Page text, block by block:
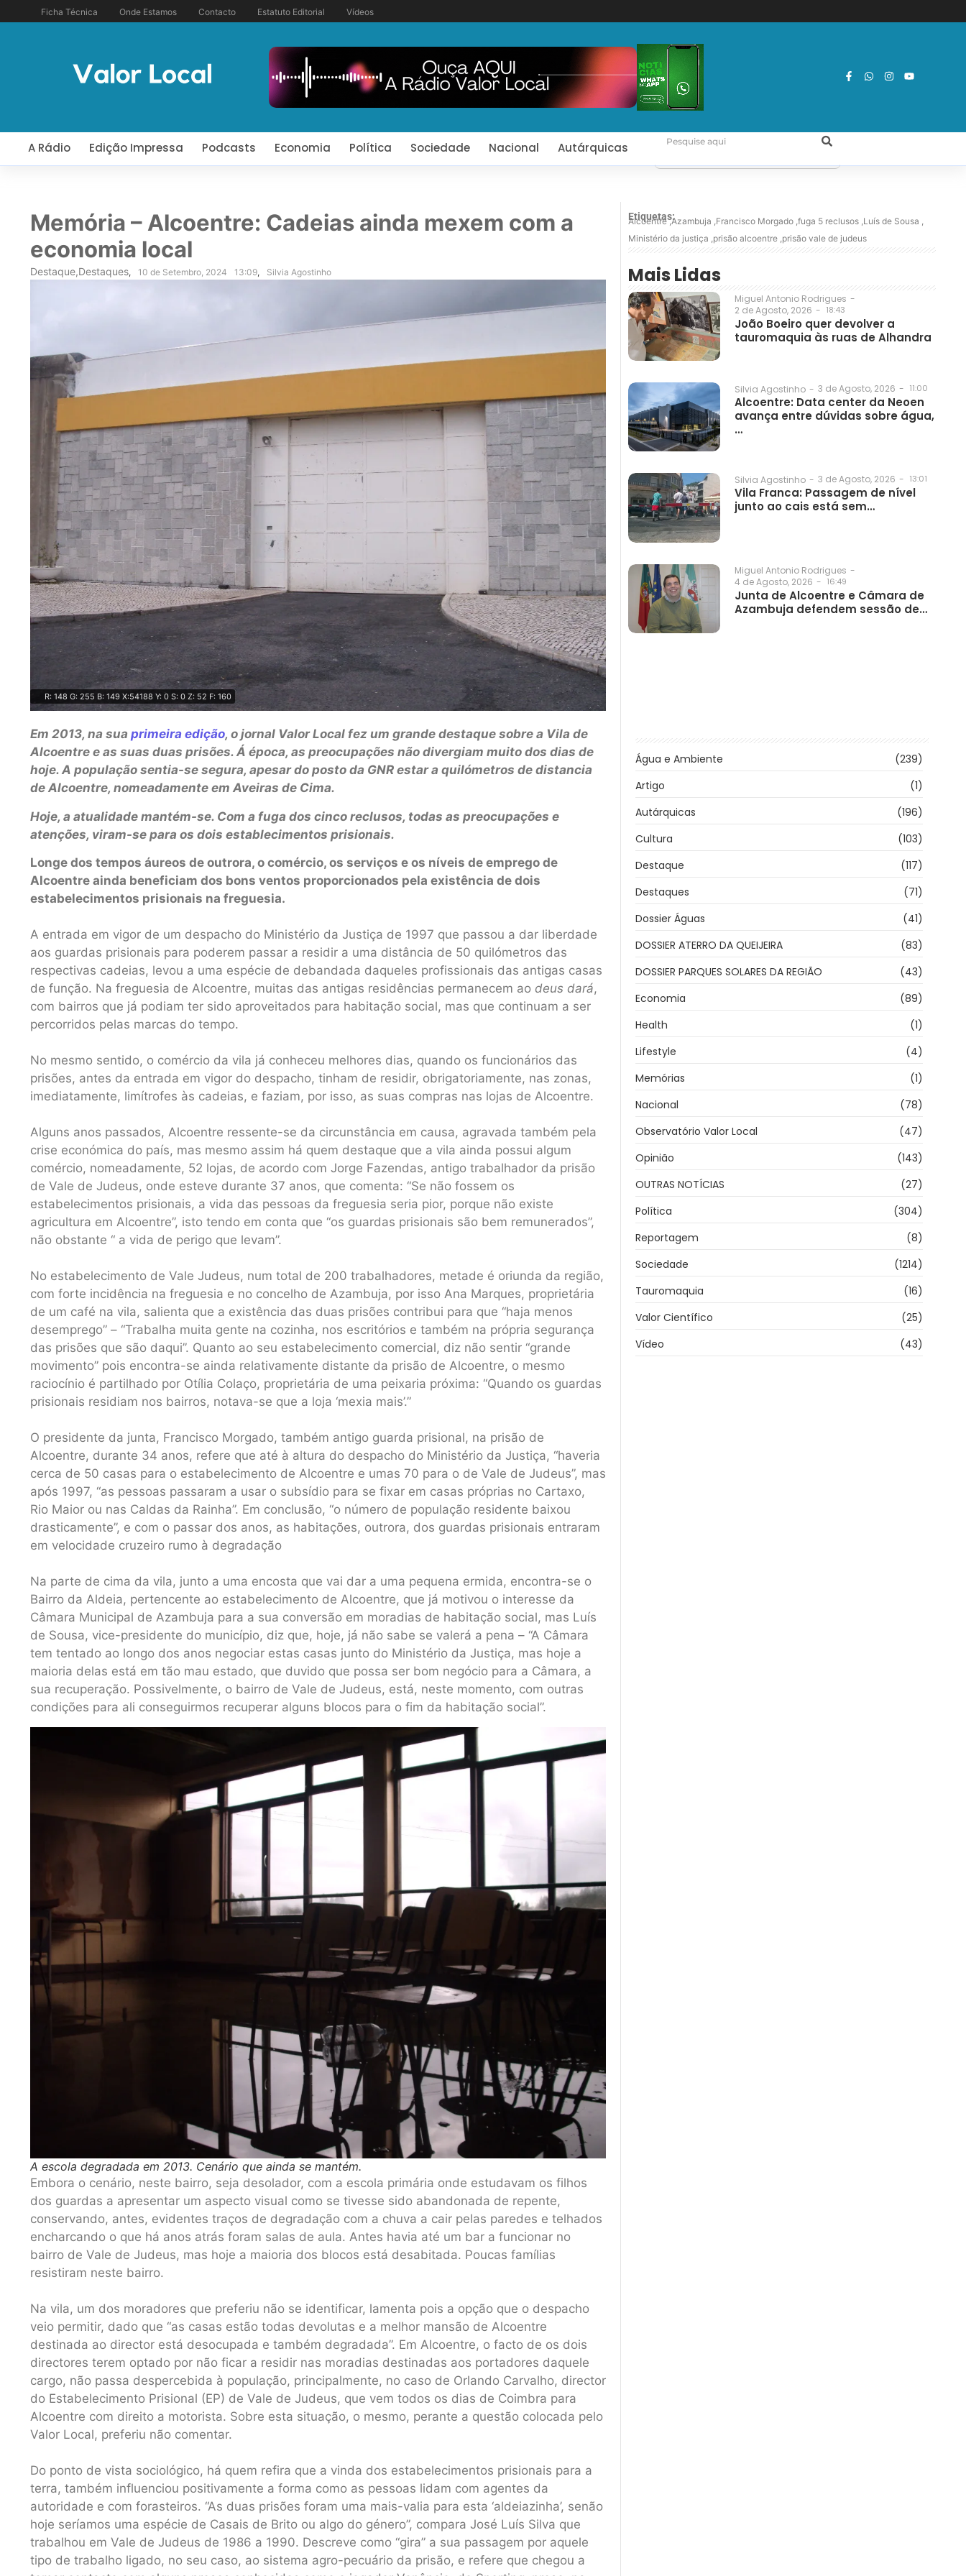
Ficha Técnica Onde Estamos Contacto Estatuto Editorial Vídeos
A Rádio Edição Impressa Podcasts Economia Política Sociedade Nacional Autárquicas
Memória – Alcoentre: Cadeias ainda mexem com a
economia local
Destaque,Destaques, 10 de Setembro, 2024 13:09, Silvia Agostinho
R: 148 G: 255 B: 149 X:54188 Y: 0 S: 0 Z: 52 F: 160
Em 2013, na sua primeira edição, o jornal Valor Local fez um grande destaque sobre a Vila de
Alcoentre e as suas duas prisões. Á época, as preocupações não divergiam muito dos dias de
hoje. A população sentia-se segura, apesar do posto da GNR estar a quilómetros de distancia
de Alcoentre, nomeadamente em Aveiras de Cima.
Hoje, a atualidade mantém-se. Com a fuga dos cinco reclusos, todas as preocupações e
atenções, viram-se para os dois establecimentos prisionais.
Longe dos tempos áureos de outrora, o comércio, os serviços e os níveis de emprego de
Alcoentre ainda beneficiam dos bons ventos proporcionados pela existência de dois
estabelecimentos prisionais na freguesia.
A entrada em vigor de um despacho do Ministério da Justiça de 1997 que passou a dar liberdade
aos guardas prisionais para poderem passar a residir a uma distância de 50 quilómetros das
respectivas cadeias, levou a uma espécie de debandada daqueles profissionais das antigas casas
de função. Na freguesia de Alcoentre, muitas das antigas residências permanecem ao deus dará,
com bairros que já podiam ter sido aproveitados para habitação social, mas que continuam a ser
percorridos pelas marcas do tempo.
No mesmo sentido, o comércio da vila já conheceu melhores dias, quando os funcionários das
prisões, antes da entrada em vigor do despacho, tinham de residir, obrigatoriamente, nas zonas,
imediatamente, limítrofes às cadeias, e faziam, por isso, as suas compras nas lojas de Alcoentre.
Alguns anos passados, Alcoentre ressente-se da circunstância em causa, agravada também pela
crise económica do país, mas mesmo assim há quem destaque que a vila ainda possui algum
comércio, nomeadamente, 52 lojas, de acordo com Jorge Fazendas, antigo trabalhador da prisão
de Vale de Judeus, onde esteve durante 37 anos, que comenta: “Se não fossem os
estabelecimentos prisionais, a vida das pessoas da freguesia seria pior, porque não existe
agricultura em Alcoentre”, isto tendo em conta que “os guardas prisionais são bem remunerados”,
não obstante “ a vida de perigo que levam”.
No estabelecimento de Vale Judeus, num total de 200 trabalhadores, metade é oriunda da região,
com forte incidência na freguesia e no concelho de Azambuja, por isso Ana Marques, proprietária
de um café na vila, salienta que a existência das duas prisões contribui para que “haja menos
desemprego” – “Trabalha muita gente na cozinha, nos escritórios e também na própria segurança
das prisões que são daqui”. Quanto ao seu estabelecimento comercial, diz não sentir “grande
movimento” pois encontra-se ainda relativamente distante da prisão de Alcoentre, o mesmo
raciocínio é partilhado por Otília Colaço, proprietária de uma peixaria próxima: “Quando os guardas
prisionais residiam nos bairros, notava-se que a loja ‘mexia mais’.”
O presidente da junta, Francisco Morgado, também antigo guarda prisional, na prisão de
Alcoentre, durante 34 anos, refere que até à altura do despacho do Ministério da Justiça, “haveria
cerca de 50 casas para o estabelecimento de Alcoentre e umas 70 para o de Vale de Judeus”, mas
após 1997, “as pessoas passaram a usar o subsídio para se fixar em casas próprias no Cartaxo,
Rio Maior ou nas Caldas da Rainha”. Em conclusão, “o número de população residente baixou
drasticamente”, e com o passar dos anos, as habitações, outrora, dos guardas prisionais entraram
em velocidade cruzeiro rumo à degradação
Na parte de cima da vila, junto a uma encosta que vai dar a uma pequena ermida, encontra-se o
Bairro da Aldeia, pertencente ao estabelecimento de Alcoentre, que já motivou o interesse da
Câmara Municipal de Azambuja para a sua conversão em moradias de habitação social, mas Luís
de Sousa, vice-presidente do município, diz que, hoje, já não sabe se valerá a pena – “A Câmara
tem tentado ao longo dos anos negociar estas casas junto do Ministério da Justiça, mas hoje a
maioria delas está em tão mau estado, que duvido que possa ser bom negócio para a Câmara, a
sua recuperação. Possivelmente, o bairro de Vale de Judeus, está, neste momento, com outras
condições para ali conseguirmos recuperar alguns blocos para o fim da habitação social”.
A escola degradada em 2013. Cenário que ainda se mantém.
Embora o cenário, neste bairro, seja desolador, com a escola primária onde estudavam os filhos
dos guardas a apresentar um aspecto visual como se tivesse sido abandonada de repente,
conservando, antes, evidentes traços de degradação com a chuva a cair pelas paredes e telhados
encharcando o que há anos atrás foram salas de aula. Antes havia até um bar a funcionar no
bairro de Vale de Judeus, mas hoje a maioria dos blocos está desabitada. Poucas famílias
resistiram neste bairro.
Na vila, um dos moradores que preferiu não se identificar, lamenta pois a opção que o despacho
veio permitir, dado que “as casas estão todas devolutas e a melhor mansão de Alcoentre
destinada ao director está desocupada e também degradada”. Em Alcoentre, o facto de os dois
directores terem optado por não ficar a residir nas moradias destinadas aos portadores daquele
cargo, não passa despercebida à população, principalmente, no caso de Orlando Carvalho, director
do Estabelecimento Prisional (EP) de Vale de Judeus, que vem todos os dias de Coimbra para
Alcoentre com direito a motorista. Sobre esta situação, o mesmo, perante a questão colocada pelo
Valor Local, preferiu não comentar.
Do ponto de vista sociológico, há quem refira que a vinda dos estabelecimentos prisionais para a
terra, também influenciou positivamente a forma como as pessoas lidam com agentes da
autoridade e com forasteiros. “As duas prisões foram uma mais-valia para esta ‘aldeiazinha’, senão
hoje seríamos uma espécie de Casais de Brito ou algo do género”, compara José Luís Silva que
trabalhou em Vale de Judeus de 1986 a 1990. Descreve como “gira” a sua passagem por aquele
tipo de trabalho ligado, no seu caso, ao sistema agro-pecuário da prisão, e refere que chegou a
Etiquetas:
Alcoentre,Azambuja ,Francisco Morgado ,fuga 5 reclusos ,Luís de Sousa ,
Ministério da justiça ,prisão alcoentre ,prisão vale de judeus
Mais Lidas
Miguel Antonio Rodrigues -
2 de Agosto, 2026 - 18:43
João Boeiro quer devolver a
tauromaquia às ruas de Alhandra
Silvia Agostinho - 3 de Agosto, 2026 - 11:00
Alcoentre: Data center da Neoen
avança entre dúvidas sobre água,
…
Silvia Agostinho - 3 de Agosto, 2026 - 13:01
Vila Franca: Passagem de nível
junto ao cais está sem…
Miguel Antonio Rodrigues -
4 de Agosto, 2026 - 16:49
Junta de Alcoentre e Câmara de
Azambuja defendem sessão de…
Água e Ambiente
(239)
Artigo
(1)
Autárquicas
(196)
Cultura
(103)
Destaque
(117)
Destaques
(71)
Dossier Águas
(41)
DOSSIER ATERRO DA QUEIJEIRA
(83)
DOSSIER PARQUES SOLARES DA REGIÃO
(43)
Economia
(89)
Health
(1)
Lifestyle
(4)
Memórias
(1)
Nacional
(78)
Observatório Valor Local
(47)
Opinião
(143)
OUTRAS NOTÍCIAS
(27)
Política
(304)
Reportagem
(8)
Sociedade
(1214)
Tauromaquia
(16)
Valor Científico
(25)
Vídeo
(43)